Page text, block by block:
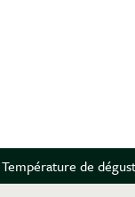
Température de